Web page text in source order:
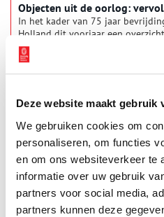
Deze website maakt gebruik
We gebruiken cookies om
personaliseren, om functies
en om ons websiteverkeer te
informatie over uw gebruik
partners voor social media,
partners kunnen deze
Objecten uit de oorlog:
In het kader van 75 jaar
Holland dit voorjaar een
spraakmakende oorlogsobjecten
collecties. De voorwerpen
thema. Van de knikkers van